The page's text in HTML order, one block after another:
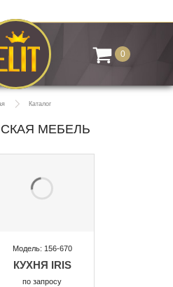
0
Каталог
МЕБЕЛЬ
Модель: 156-670
КУХНЯ IRIS
по запросу